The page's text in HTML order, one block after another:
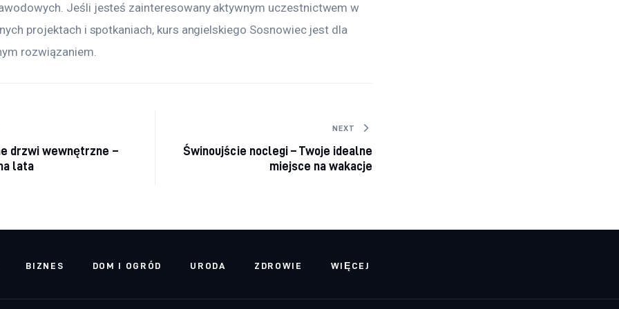
Jeśli jesteś zainteresowany aktywnym uczestnictwem w
projektach i spotkaniach, kurs angielskiego Sosnowiec jest dla
rozwiązaniem.
wpisu
drzwi wewnętrzne –
lata
NEXT
Świnoujście noclegi – Twoje idealne
miejsce na wakacje
BIZNES DOM I OGRÓD URODA ZDROWIE WIĘCEJ